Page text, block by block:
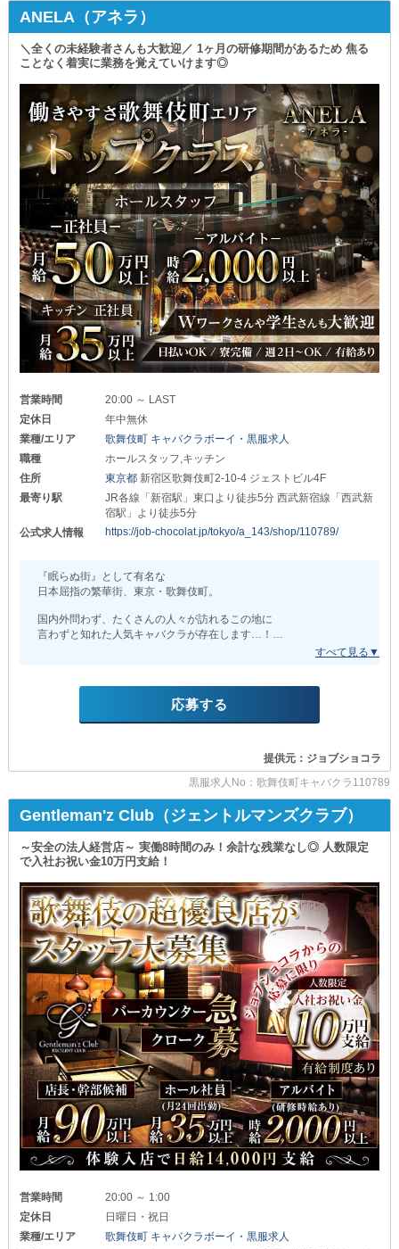
体制を整えています。
基本的には自由に休暇を取れるため
2連休や3連休も問題なく叶えることが可能！
プライベートの時間を大切に
❏個性を大切にできる❏
￣￣￣￣￣￣￣￣￣￣￣￣￣￣
髪型・髪色・ヒゲ・ピアスなどはすべて自由！
見た目もひとつの“個性”として捉え
スタッフ一人ひとりの“内面”を
大切にする会社です。
活気あふれる職場で
あなたらしくのびのびとご活躍ください◎
❏マンション寮完備❏
￣￣￣￣￣￣￣￣￣￣￣￣￣￣
新しい環境でのスタートを手厚くサポート！
生活の基盤をすぐに整えられる
《お部屋》をご用意しております。
━━━━━━━━━━━━━━
まずは一度
お気持ちからのスタートでも大歓迎です！
英語が話せる方は
採用率をさらにUP中◎
￣￣￣￣￣￣￣￣￣￣￣￣￣￣
また、女性スタッフも
積極的にお迎えしています。
性別やバックグラウンドを問わず
誰もが安心して輝ける場所なんです！
丁寧にお伺いしますので
何でもご相談くださいね。
あなたとお会いできる日を
スタッフ一同心よりお待ちしております！
『【神楽坂】シーシャバーぷくぷく』
〓＝〓＝〓＝〓＝〓＝〓＝〓＝〓＝〓＝〓＝〓
VIP特典をご用意
╰━━━━━━ｖ━━━━━━╯
✓入社お祝い金10万円
✓新品スーツ一式（シャツ・ネクタイ・靴込み）
これらをドドンとプレゼントします◎
臨時ボーナスを手に入れて、新しい制服に身を包み
華々しいスタートを切ってみませんか？
─…─…─…─…─…─…─…─…─…─…─
＊稼ぎやすさが圧倒的＊
￣￣￣￣￣￣￣￣￣￣￣￣￣
┏━━━━━━━━━━━━━━━━━┓
◆店長・幹部候補：月給100万円
◆ホールスタッフ：月給40万円スタート
◆チラシ配布スタッフ：月給100万円
スタッフ一人ひとりの頑張りは
《昇給・昇格》という形で
給与やポジションに還元！
公平かつ正当な評価制度が整っています◎
さらに、1日上限8,000円で
お給料の《日払い》も可能です。
プライベートで急な出費があっても
焦る必要はありません◎
＊生活面でもサポート＊
￣￣￣￣￣￣￣￣￣￣￣￣￣
《寮費1ヶ月無料（光熱費込）＋食事付き》の
快適なお住まいを完備しています。
スムーズに新生活を始められます！
─…─…─…─…─…─…─…─…─…─…─
実際に確かめてみませんか？
《体入日給13,000円＋全額日払い》
※即日面接・勤務も大歓迎です！
あなたと一緒にお仕事できる日を
スタッフ一同、心待ちにしております◎
ANELA（アネラ）
＼全くの未経験者さんも大歓迎／ 1ヶ月の研修期間があるため 焦る
ことなく着実に業務を覚えていけます◎
営業時間
20:00 ～ LAST
定休日
年中無休
業種/エリア
歌舞伎町 キャバクラボーイ・黒服求人
職種
ホールスタッフ,キッチン
住所
東京都 新宿区歌舞伎町2-10-4 ジェストビル4F
最寄り駅
JR各線「新宿駅」東口より徒歩5分 西武新宿線「西武新
宿駅」より徒歩5分
公式求人情報
https://job-chocolat.jp/tokyo/a_143/shop/110789/
『眠らぬ街』として有名な
日本屈指の繁華街、東京・歌舞伎町。
国内外問わず、たくさんの人々が訪れるこの地に
言わずと知れた人気キャバクラが存在します…！
比較的、若年層向けのお店が多い中
“大人のためのラグジュアリー空間”が
あなたもぜひ一緒に活躍してみませんか？
■半数のメンバーが夜職ビギナー■
￣￣￣￣￣￣￣￣￣￣￣￣￣￣￣￣￣
〚働きやすく楽しく稼げるお店〛
当店では上記の2点をモットーに
日々、環境作りを行っています。
ナイトワークの経験不問…
どころか初心者さんもどしどし大歓迎です！
真面目に業務に取り組める方なら
即採用させていただく場合もございます◎
研修期間は1ヶ月あるので
（※能力に応じて短縮の可能性あり）
業界について何も分からずともご心配なく。
先輩スタッフが丁寧にレクチャーします！
20代後半の従業員が大多数を占め
最年少はなんと20歳。
年齢こそみんなバラバラですが
プライベートでも遊びに行くほど仲が良く
アットホームな雰囲気です！
￣￣￣￣￣￣￣￣￣￣￣￣￣￣￣￣￣
《 正社員 》
ホール：月給50万円以上
キッチン：月給35万円以上
応募する
提供元：ジョブショコラ
黒服求人No：歌舞伎町キャバクラ110789
Gentleman'z Club（ジェントルマンズクラブ）
～安全の法人経営店～ 実働8時間のみ！余計な残業なし◎ 人数限定
で入社お祝い金10万円支給！
営業時間
20:00 ～ 1:00
定休日
日曜日・祝日
業種/エリア
歌舞伎町 キャバクラボーイ・黒服求人